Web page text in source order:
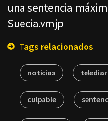
una sentencia
Suecia.vmjp
Tags relacionados
noticias
culpable